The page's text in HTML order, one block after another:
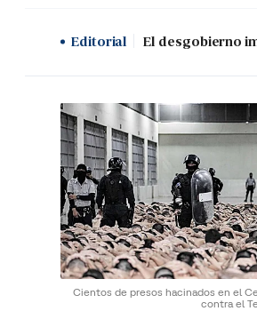
Editorial El desgobierno
Cientos de presos hacinados en el
contra el